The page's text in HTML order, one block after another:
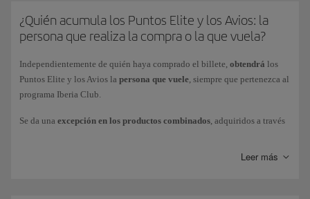
nueva tarjeta de crédito).
promocionales conseguidos con los Bonus de Iberia Club.
Avios obtenidos como premioen competiciones o sorteos (por
ganar, o por participar).
Avios decortesíacomo compensación por alguna incidencia.
(como ganar Puntos Elite en
¿Quién acumula los Puntos Elite y los Avios: la
persona que realiza la compra o la que vuela?
Independientemente de quién haya comprado el billete, obtendrá los
Puntos Elite y los Avios la persona que vuele, siempre que pertenezca al
programa Iberia Club.
Se da una excepción en los productos combinados, adquiridos a través
Vuelo+Coche o Vuelo+Hotel): la persona que realice la compra del
Leer más